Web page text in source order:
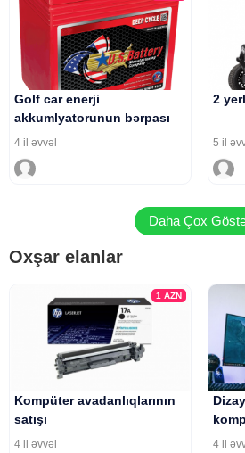
Golf car enerji
akkumlyatorunun bərpası
4 il əvvəl
2
5 il
Daha Çox
Oxşar elanlar
1AZN
Kompüter avadanlıqlarının
satışı
4 il əvvəl 4 il